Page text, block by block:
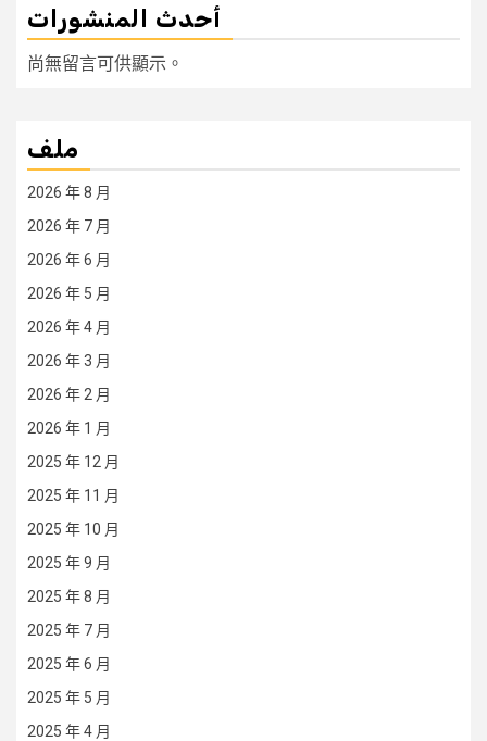
أحدث المنشورات
尚無留言可供顯示。
ملف
2026 年 8 月
2026 年 7 月
2026 年 6 月
2026 年 5 月
2026 年 4 月
2026 年 3 月
2026 年 2 月
2026 年 1 月
2025 年 12 月
2025 年 11 月
2025 年 10 月
2025 年 9 月
2025 年 8 月
2025 年 7 月
2025 年 6 月
2025 年 5 月
2025 年 4 月